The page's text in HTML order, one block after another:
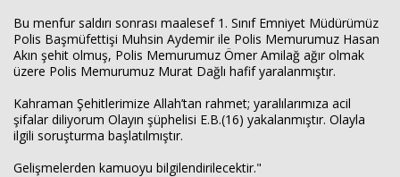
Bu menfur saldırı sonrası maalesef 1. Sınıf Emniyet Müdürümüz
Polis Başmüfettişi Muhsin Aydemir ile Polis Memurumuz Hasan
Akın şehit olmuş, Polis Memurumuz Ömer Amilağ ağır olmak
üzere Polis Memurumuz Murat Dağlı hafif yaralanmıştır.
Kahraman Şehitlerimize Allah’tan rahmet; yaralılarımıza acil
şifalar diliyorum Olayın şüphelisi E.B.(16) yakalanmıştır. Olayla
ilgili soruşturma başlatılmıştır.
Gelişmelerden kamuoyu bilgilendirilecektir."